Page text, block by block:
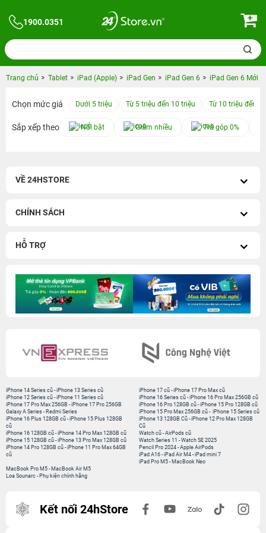
1900.0351
Trang chủ Tablet iPad (Apple) iPad Gen iPad Gen 6 iPad Gen 6 Mới
Chọn mức giá Dưới 5 triệu Từ 5 triệu đến 10 triệu Từ 10 triệu đến
Sắp xếp theo Nổi bật Giảm nhiều Trả góp 0%
VỀ 24HSTORE
CHÍNH SÁCH
HỖ TRỢ
iPhone 14 Series cũ -iPhone 13 Series cũ
iPhone 12 Series cũ -iPhone 11 Series cũ
iPhone 17 Pro Max 256GB -iPhone 17 Pro 256GB
Galaxy A Series - Redmi Series
iPhone 17 cũ -iPhone 17 Pro Max cũ
iPhone 16 Series cũ - iPhone 16 Pro Max 256GB cũ
iPhone 16 Pro 128GB cũ -iPhone 15 Pro 128GB cũ
iPhone 15 Pro Max 256GB cũ - iPhone 15 Series cũ
iPhone 16 Plus 128GB cũ -iPhone 15 Plus 128GB
cũ
iPhone 16 128GB cũ -iPhone 14 Pro Max 128GB cũ
iPhone 15 128GB cũ -iPhone 13 Pro Max 128GB cũ
iPhone 14 Pro 128GB cũ -iPhone 11 Pro Max 64GB
cũ
iPhone 13 128GB Cũ -iPhone 12 Pro Max 128GB
Cũ
Watch cũ -AirPods cũ
Watch Series 11 -Watch SE 2025
Pencil Pro 2024 -Apple AirPods
iPad A16 -iPad Air M4 -iPad mini 7
iPad Pro M5 - MacBook Neo
MacBook Pro M5 - MacBook Air M5
Loa Sounarc - Phụ kiện chính hãng
Kết nối 24hStore